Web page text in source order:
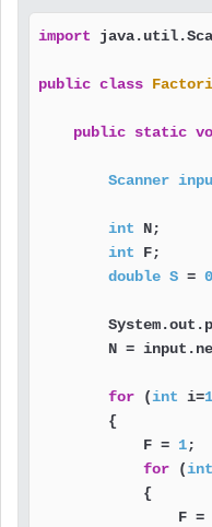
import
public class
public static
Scanner
int N;
int F;
double S = 0
N =
for (int i=1
        {
            F =
1;
for (int
            {
F =